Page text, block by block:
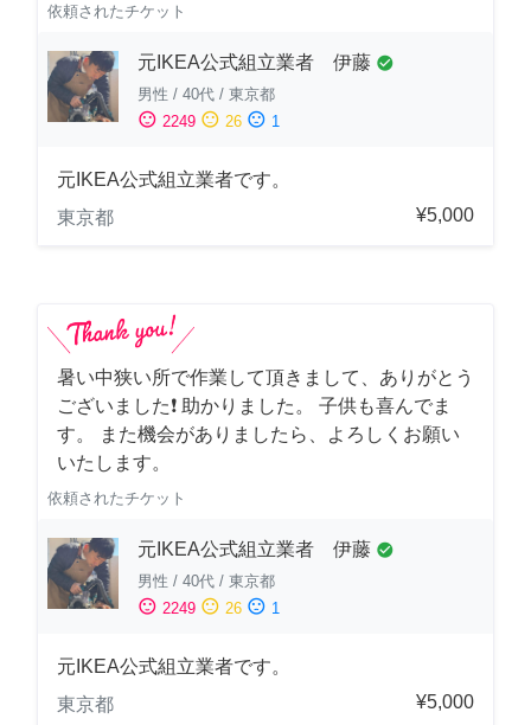
依頼されたチケット
元IKEA公式組立業者 伊藤 check_circle
男性 / 40代 / 東京都
sentiment_satisfied 2249 sentiment_neutral 26 sentiment_dissatisfied 1
元IKEA公式組立業者です。
東京都
¥5,000
暑い中狭い所で作業して頂きまして、ありがとう
ございました❗️ 助かりました。 子供も喜んでま
す。 また機会がありましたら、よろしくお願い
いたします。
依頼されたチケット
元IKEA公式組立業者 伊藤 check_circle
男性 / 40代 / 東京都
sentiment_satisfied 2249 sentiment_neutral 26 sentiment_dissatisfied 1
元IKEA公式組立業者です。
東京都
¥5,000